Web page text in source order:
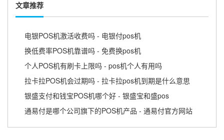
文章推荐
电银POS机激活收费吗 - 电银付pos机
换低费率POS机靠谱吗 - 免费换pos机
个人POS机有刷卡上限吗 - pos机个人有用吗
拉卡拉POS机会过期吗 - 拉卡拉pos机到期是什么意思
银盛支付和钱宝POS机哪个好 - 银盛宝和盛pos
通易付是哪个公司旗下的POS机产品 - 通易付官方网站